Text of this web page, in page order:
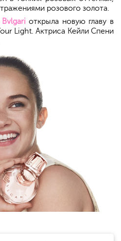
розового золота.
Bvlgari открыла новую главу в
Light. Актриса Кейли Спени